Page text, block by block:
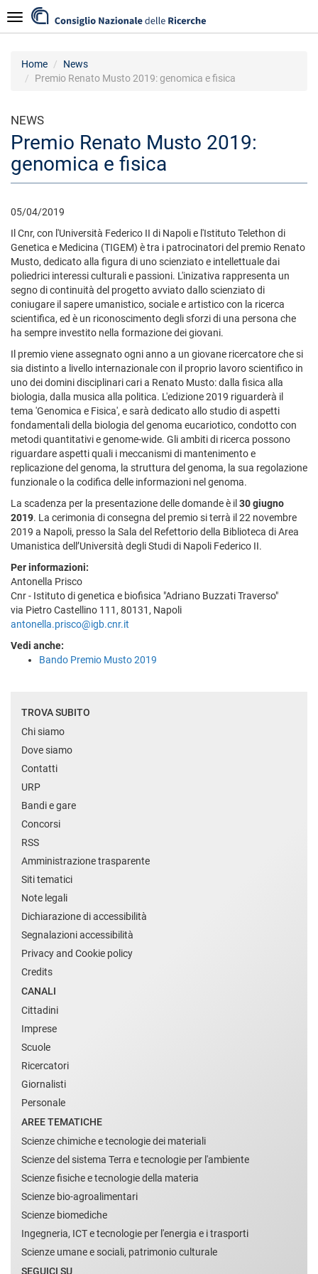
al
contenuto
Navigazione
Home
News
Premio Renato Musto 2019: genomica e fisica
NEWS
Premio Renato Musto 2019:
genomica e fisica
05/04/2019
Il Cnr, con l'Università Federico II di Napoli e l'Istituto Telethon di
Genetica e Medicina (TIGEM) è tra i patrocinatori del premio Renato
Musto, dedicato alla figura di uno scienziato e intellettuale dai
poliedrici interessi culturali e passioni. L'inizativa rappresenta un
segno di continuità del progetto avviato dallo scienziato di
coniugare il sapere umanistico, sociale e artistico con la ricerca
scientifica, ed è un riconoscimento degli sforzi di una persona che
ha sempre investito nella formazione dei giovani.
Il premio viene assegnato ogni anno a un giovane ricercatore che si
sia distinto a livello internazionale con il proprio lavoro scientifico in
uno dei domini disciplinari cari a Renato Musto: dalla fisica alla
biologia, dalla musica alla politica. L'edizione 2019 riguarderà il
tema 'Genomica e Fisica', e sarà dedicato allo studio di aspetti
fondamentali della biologia del genoma eucariotico, condotto con
metodi quantitativi e genome-wide. Gli ambiti di ricerca possono
riguardare aspetti quali i meccanismi di mantenimento e
replicazione del genoma, la struttura del genoma, la sua regolazione
funzionale o la codifica delle informazioni nel genoma.
La scadenza per la presentazione delle domande è il 30 giugno
2019. La cerimonia di consegna del premio si terrà il 22 novembre
2019 a Napoli, presso la Sala del Refettorio della Biblioteca di Area
Umanistica dell’Università degli Studi di Napoli Federico II.
Per informazioni:
Antonella Prisco
Cnr - Istituto di genetica e biofisica "Adriano Buzzati Traverso"
via Pietro Castellino 111, 80131, Napoli
antonella.prisco@igb.cnr.it
Vedi anche:
Bando Premio Musto 2019
TROVA SUBITO
Chi siamo
Dove siamo
Contatti
URP
Bandi e gare
Concorsi
RSS
Amministrazione trasparente
Siti tematici
Note legali
Dichiarazione di accessibilità
Segnalazioni accessibilità
Privacy and Cookie policy
Credits
CANALI
Cittadini
Imprese
Scuole
Ricercatori
Giornalisti
Personale
AREE TEMATICHE
Scienze chimiche e tecnologie dei materiali
Scienze del sistema Terra e tecnologie per l'ambiente
Scienze fisiche e tecnologie della materia
Scienze bio-agroalimentari
Scienze biomediche
Ingegneria, ICT e tecnologie per l'energia e i trasporti
Scienze umane e sociali, patrimonio culturale
SEGUICI SU